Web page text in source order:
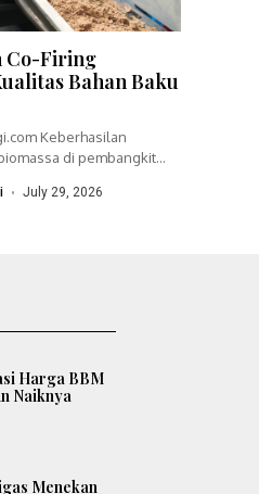
Co-Firing
Bahan Baku
Keberhasilan
di pembangkit
July 29, 2026
Harga BBM
Naiknya
Menekan